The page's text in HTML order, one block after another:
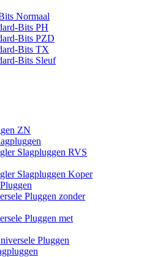
Normaal
Bits PH
Bits PZD
Bits TX
Bits Sleuf
ZN
Slagpluggen RVS
Slagpluggen Koper
Pluggen zonder
Pluggen met
Pluggen